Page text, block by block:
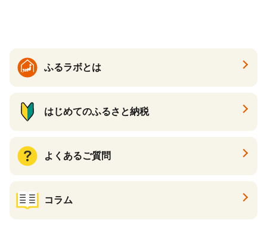
ふるラボとは
はじめてのふるさと納税
よくあるご質問
コラム